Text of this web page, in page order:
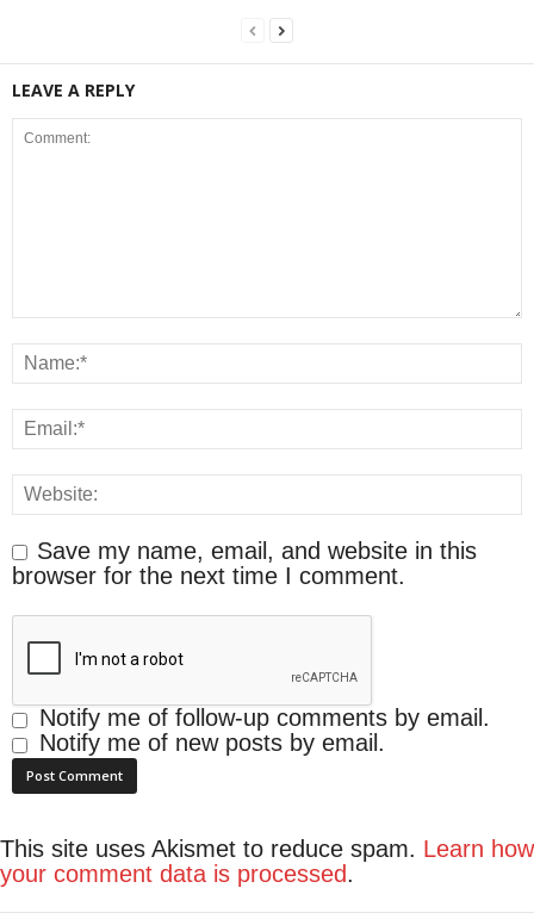
LEAVE A REPLY
Save my name, email, and website in this
browser for the next time I comment.
Notify me of follow-up comments by email.
Notify me of new posts by email.
This site uses Akismet to reduce spam. Learn how
your comment data is processed.